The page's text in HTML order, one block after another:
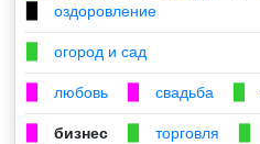
оздоровление
огород и сад
любовь свадьба
бизнес торговля